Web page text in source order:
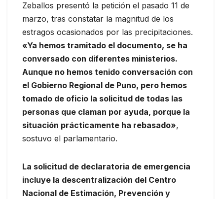
Zeballos presentó la petición el pasado 11 de
marzo, tras constatar la magnitud de los
estragos ocasionados por las precipitaciones.
«Ya hemos tramitado el documento, se ha
conversado con diferentes ministerios.
Aunque no hemos tenido conversación con
el Gobierno Regional de Puno, pero hemos
tomado de oficio la solicitud de todas las
personas que claman por ayuda, porque la
situación prácticamente ha rebasado»,
sostuvo el parlamentario.
La solicitud de declaratoria de emergencia
incluye la descentralización del Centro
Nacional de Estimación, Prevención y